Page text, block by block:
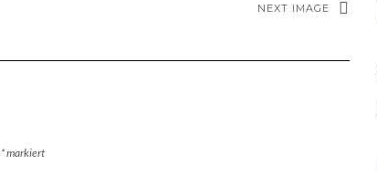
NEXT IMAGE
*markiert